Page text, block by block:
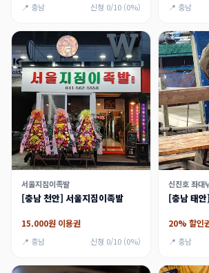
📍 충남 신청 0/10 (0%) 📍 충남
서울지짐이족발
[충남 천안] 서울지짐이족발
15.000원 이용권
📍 충남 신청 0/10 (0%)
신진호 좌대
[충남 태
20% 할인
📍 충남